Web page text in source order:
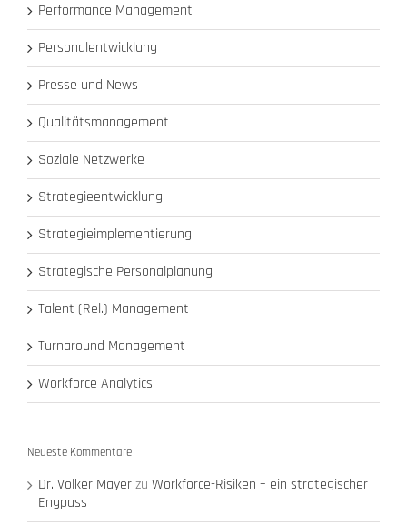
Performance Management
Personalentwicklung
Presse und News
Qualitätsmanagement
Soziale Netzwerke
Strategieentwicklung
Strategieimplementierung
Strategische Personalplanung
Talent (Rel.) Management
Turnaround Management
Workforce Analytics
Neueste Kommentare
Dr. Volker Mayerzu Workforce-Risiken – ein strategischer
Engpass